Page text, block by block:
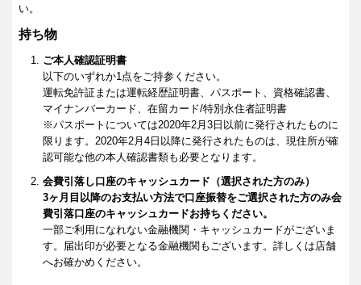
い。
持ち物
ご本人確認証明書
以下のいずれか1点をご持参ください。
運転免許証または運転経歴証明書、パスポート、資格確認書、
マイナンバーカード、在留カード/特別永住者証明書
※パスポートについては2020年2月3日以前に発行されたものに
限ります。2020年2月4日以降に発行されたものは、現住所が確
認可能な他の本人確認書類も必要となります。
会費引落し口座のキャッシュカード（選択された方のみ）
3ヶ月目以降のお支払い方法で口座振替をご選択された方のみ会
費引落口座のキャッシュカードお持ちください。
一部ご利用になれない金融機関・キャッシュカードがございま
す。届出印が必要となる金融機関もございます。詳しくは店舗
へお確かめください。